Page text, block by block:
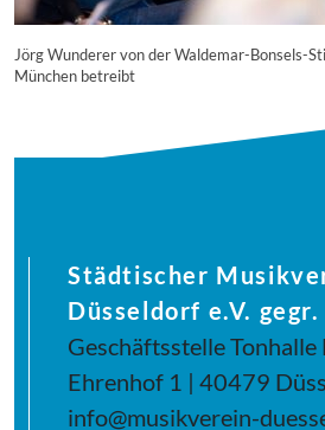
Jörg Wunderer von der Waldemar-Bonsels-
München betreibt
Städtischer
Düsseldorf e.V.
Geschäftsstelle
Ehrenhof 1 | 40479
info@musikverein-